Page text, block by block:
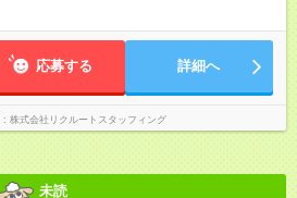
応募する 詳細へ
株式会社リクルートスタッフィング
未読